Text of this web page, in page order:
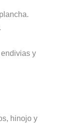
y
hinojo y